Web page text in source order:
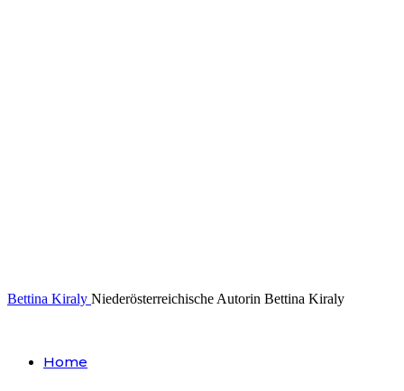
Bettina Kiraly Niederösterreichische Autorin Bettina Kiraly
Home